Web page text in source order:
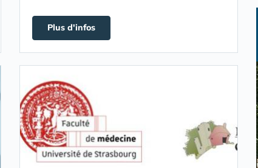
Plus d'infos